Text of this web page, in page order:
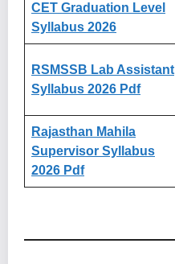
CET Graduation Level
Syllabus 2026
RSMSSB Lab Assistant
Syllabus 2026 Pdf
Rajasthan Mahila
Supervisor Syllabus
2026 Pdf